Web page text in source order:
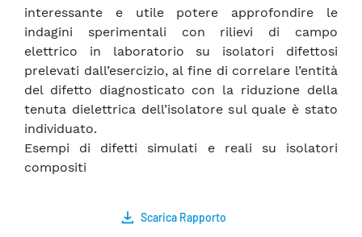
interessante e utile potere approfondire le
indagini sperimentali con rilievi di campo
elettrico in laboratorio su isolatori difettosi
prelevati dall’esercizio, al fine di correlare l’entità
del difetto diagnosticato con la riduzione della
tenuta dielettrica dell’isolatore sul quale è stato
individuato.
Esempi di difetti simulati e reali su isolatori
compositi
Scarica Rapporto